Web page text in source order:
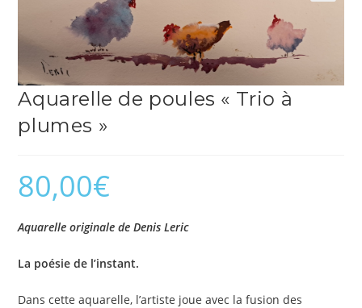
Aquarelle de poules « Trio à
plumes »
80,00€
Aquarelle originale de Denis Leric
La poésie de l’instant.
Dans cette aquarelle, l’artiste joue avec la fusion des